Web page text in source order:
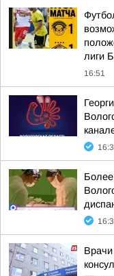
лиги Б
16:51